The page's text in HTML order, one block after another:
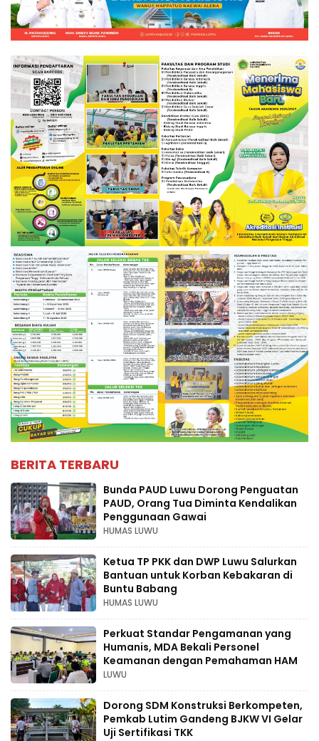
BERITA TERBARU
Bunda PAUD Luwu Dorong Penguatan
PAUD, Orang Tua Diminta Kendalikan
Penggunaan Gawai
HUMAS LUWU
Ketua TP PKK dan DWP Luwu Salurkan
Bantuan untuk Korban Kebakaran di
Buntu Babang
HUMAS LUWU
Perkuat Standar Pengamanan yang
Humanis, MDA Bekali Personel
Keamanan dengan Pemahaman HAM
LUWU
Dorong SDM Konstruksi Berkompeten,
Pemkab Lutim Gandeng BJKW VI Gelar
Uji Sertifikasi TKK